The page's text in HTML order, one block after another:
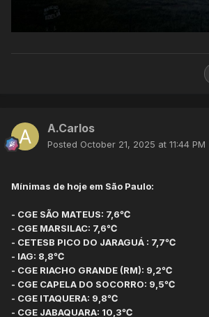
A.Carlos
Posted October 21, 2025 at 11:44 PM
Mínimas de hoje em São Paulo:
- CGE SÃO MATEUS: 7,6℃
- CGE MARSILAC: 7,6℃
- CETESB PICO DO JARAGUÁ : 7,7℃
- IAG: 8,8℃
- CGE RIACHO GRANDE (RM): 9,2℃
- CGE CAPELA DO SOCORRO: 9,5℃
- CGE ITAQUERA: 9,8℃
- CGE JABAQUARA: 10,3℃